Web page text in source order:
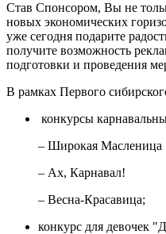
Став Спонсором, Вы не
новых экономических
уже сегодня подарите
получите возможность
подготовки и проведения
В рамках Первого
конкурсы
– Широкая Масленица
– Ах, Карнавал!
– Весна-Красавица;
конкурс для девочек